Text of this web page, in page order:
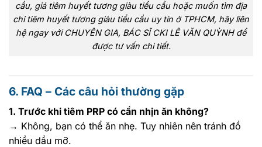
cầu, giá tiêm huyết tương giàu tiểu cầu hoặc muốn tìm địa
chỉ tiêm huyết tương giàu tiểu cầu uy tín ở TPHCM, hãy liên
hệ ngay với CHUYÊN GIA, BÁC SĨ CKI LÊ VĂN QUỲNH để
được tư vấn chi tiết.
6. FAQ – Các câu hỏi thường gặp
1. Trước khi tiêm PRP có cần nhịn ăn không?
→ Không, bạn có thể ăn nhẹ. Tuy nhiên nên tránh đồ
nhiều dầu mỡ.